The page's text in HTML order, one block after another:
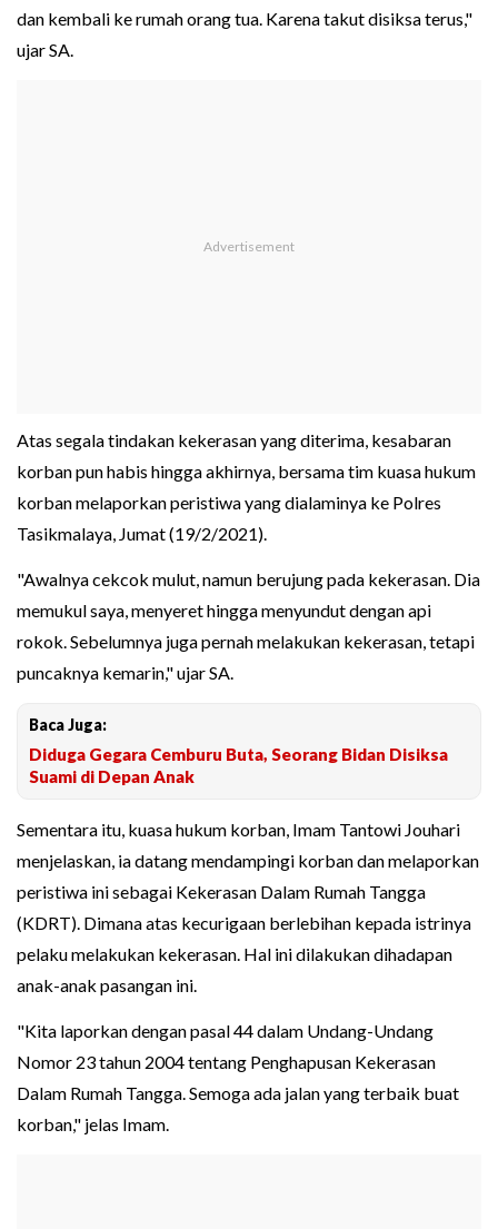
dan kembali ke rumah orang tua. Karena takut disiksa terus,"
ujar SA.
Atas segala tindakan kekerasan yang diterima, kesabaran
korban pun habis hingga akhirnya, bersama tim kuasa hukum
korban melaporkan peristiwa yang dialaminya ke Polres
Tasikmalaya, Jumat (19/2/2021).
"Awalnya cekcok mulut, namun berujung pada kekerasan. Dia
memukul saya, menyeret hingga menyundut dengan api
rokok. Sebelumnya juga pernah melakukan kekerasan, tetapi
puncaknya kemarin," ujar SA.
Baca Juga:
Diduga Gegara Cemburu Buta, Seorang Bidan Disiksa
Suami di Depan Anak
Sementara itu, kuasa hukum korban, Imam Tantowi Jouhari
menjelaskan, ia datang mendampingi korban dan melaporkan
peristiwa ini sebagai Kekerasan Dalam Rumah Tangga
(KDRT). Dimana atas kecurigaan berlebihan kepada istrinya
pelaku melakukan kekerasan. Hal ini dilakukan dihadapan
anak-anak pasangan ini.
"Kita laporkan dengan pasal 44 dalam Undang-Undang
Nomor 23 tahun 2004 tentang Penghapusan Kekerasan
Dalam Rumah Tangga. Semoga ada jalan yang terbaik buat
korban," jelas Imam.